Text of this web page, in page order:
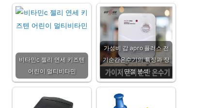
비타민c 젤리 연세 키즈텐
어린이 멀티비타민
가성비 갑 apro 플러스 전
기순간온수기의 특징과 장
단점 분석